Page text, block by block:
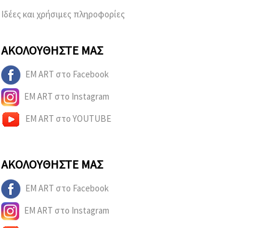
Ιδέες και χρήσιμες πληροφορίες
ΑΚΟΛΟΥΘΉΣΤΕ ΜΑΣ
EM ART στο Facebook
EM ART στο Instagram
EM ART στο YOUTUBE
ΑΚΟΛΟΥΘΉΣΤΕ ΜΑΣ
EM ART στο Facebook
EM ART στο Instagram